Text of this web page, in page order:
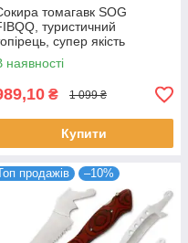
томагавк SOG
туристичний
супер якість
наявності
₴ 1 099 ₴
Купити
продажів –10%